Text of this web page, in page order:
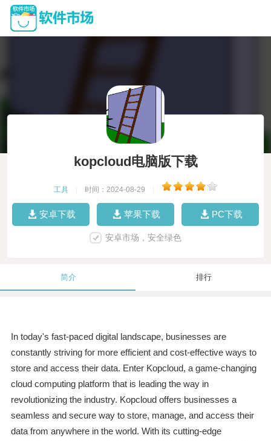
kopcloud电脑版下载
工具 时间：2024-08-29
安卓下载 苹果下载 PC下载
安卓市场，安全绿色
简介 排行
In today's fast-paced digital landscape, businesses are
constantly striving for more efficient and cost-effective ways to
store and access their data. Enter Kopcloud, a game-changing
cloud computing platform that is leading the way in
revolutionizing the industry. Kopcloud offers businesses a
seamless and secure way to store, manage, and access their
data from anywhere in the world. With its cutting-edge